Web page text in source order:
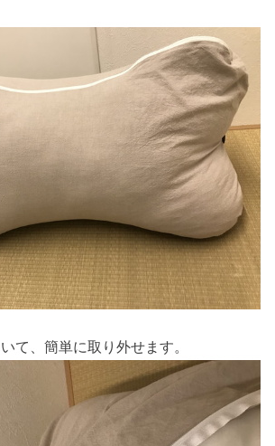
て、簡単に取り外せます。